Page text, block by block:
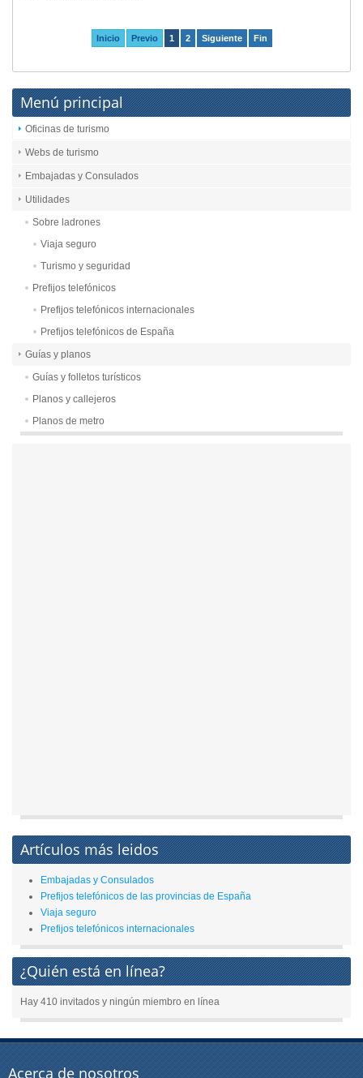
Inicio Previo 1 2 Siguiente Fin
Menú principal
Oficinas de turismo
Webs de turismo
Embajadas y Consulados
Utilidades
Sobre ladrones
Viaja seguro
Turismo y seguridad
Prefijos telefónicos
Prefijos telefónicos internacionales
Prefijos telefónicos de España
Guías y planos
Guías y folletos turísticos
Planos y callejeros
Planos de metro
Artículos más leidos
Embajadas y Consulados
Prefijos telefónicos de las provincias de España
Viaja seguro
Prefijos telefónicos internacionales
¿Quién está en línea?
Hay 410 invitados y ningún miembro en línea
Acerca de nosotros